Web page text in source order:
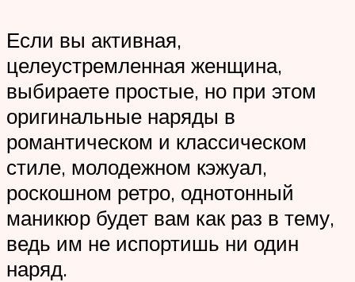
Если вы активная,
целеустремленная женщина,
выбираете простые, но при этом
оригинальные наряды в
романтическом и классическом
стиле, молодежном кэжуал,
роскошном ретро, однотонный
маникюр будет вам как раз в тему,
ведь им не испортишь ни один
наряд.